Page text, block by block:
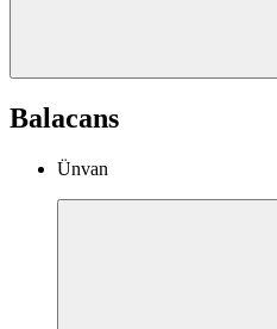
Balacans
Ünvan